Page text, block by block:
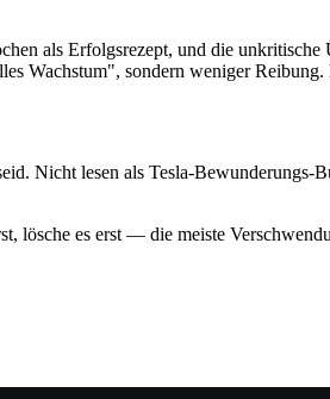
als Erfolgsrezept, und die
Wachstum", sondern weniger
Nicht lesen als Tesla-
lösche es erst — die meiste